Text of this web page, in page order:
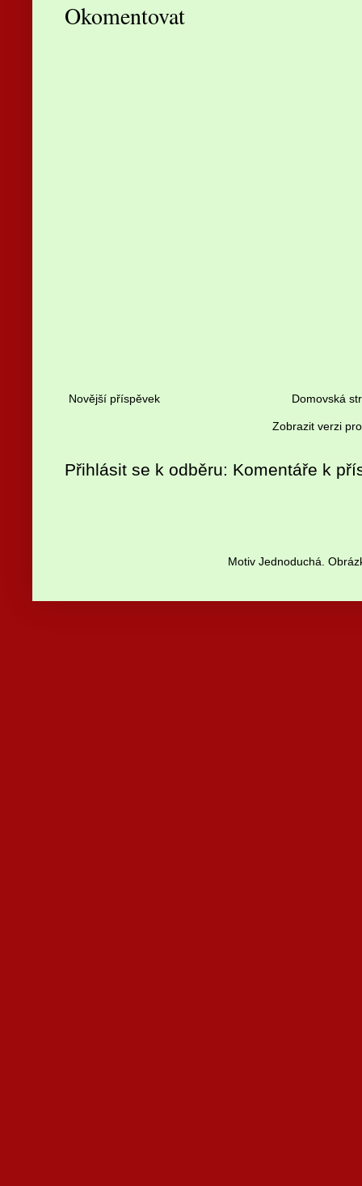
Okomentovat
Novější příspěvek Domovská
Zobrazit verzi
Přihlásit se k odběru: Komentáře k
Motiv Jednoduchá.